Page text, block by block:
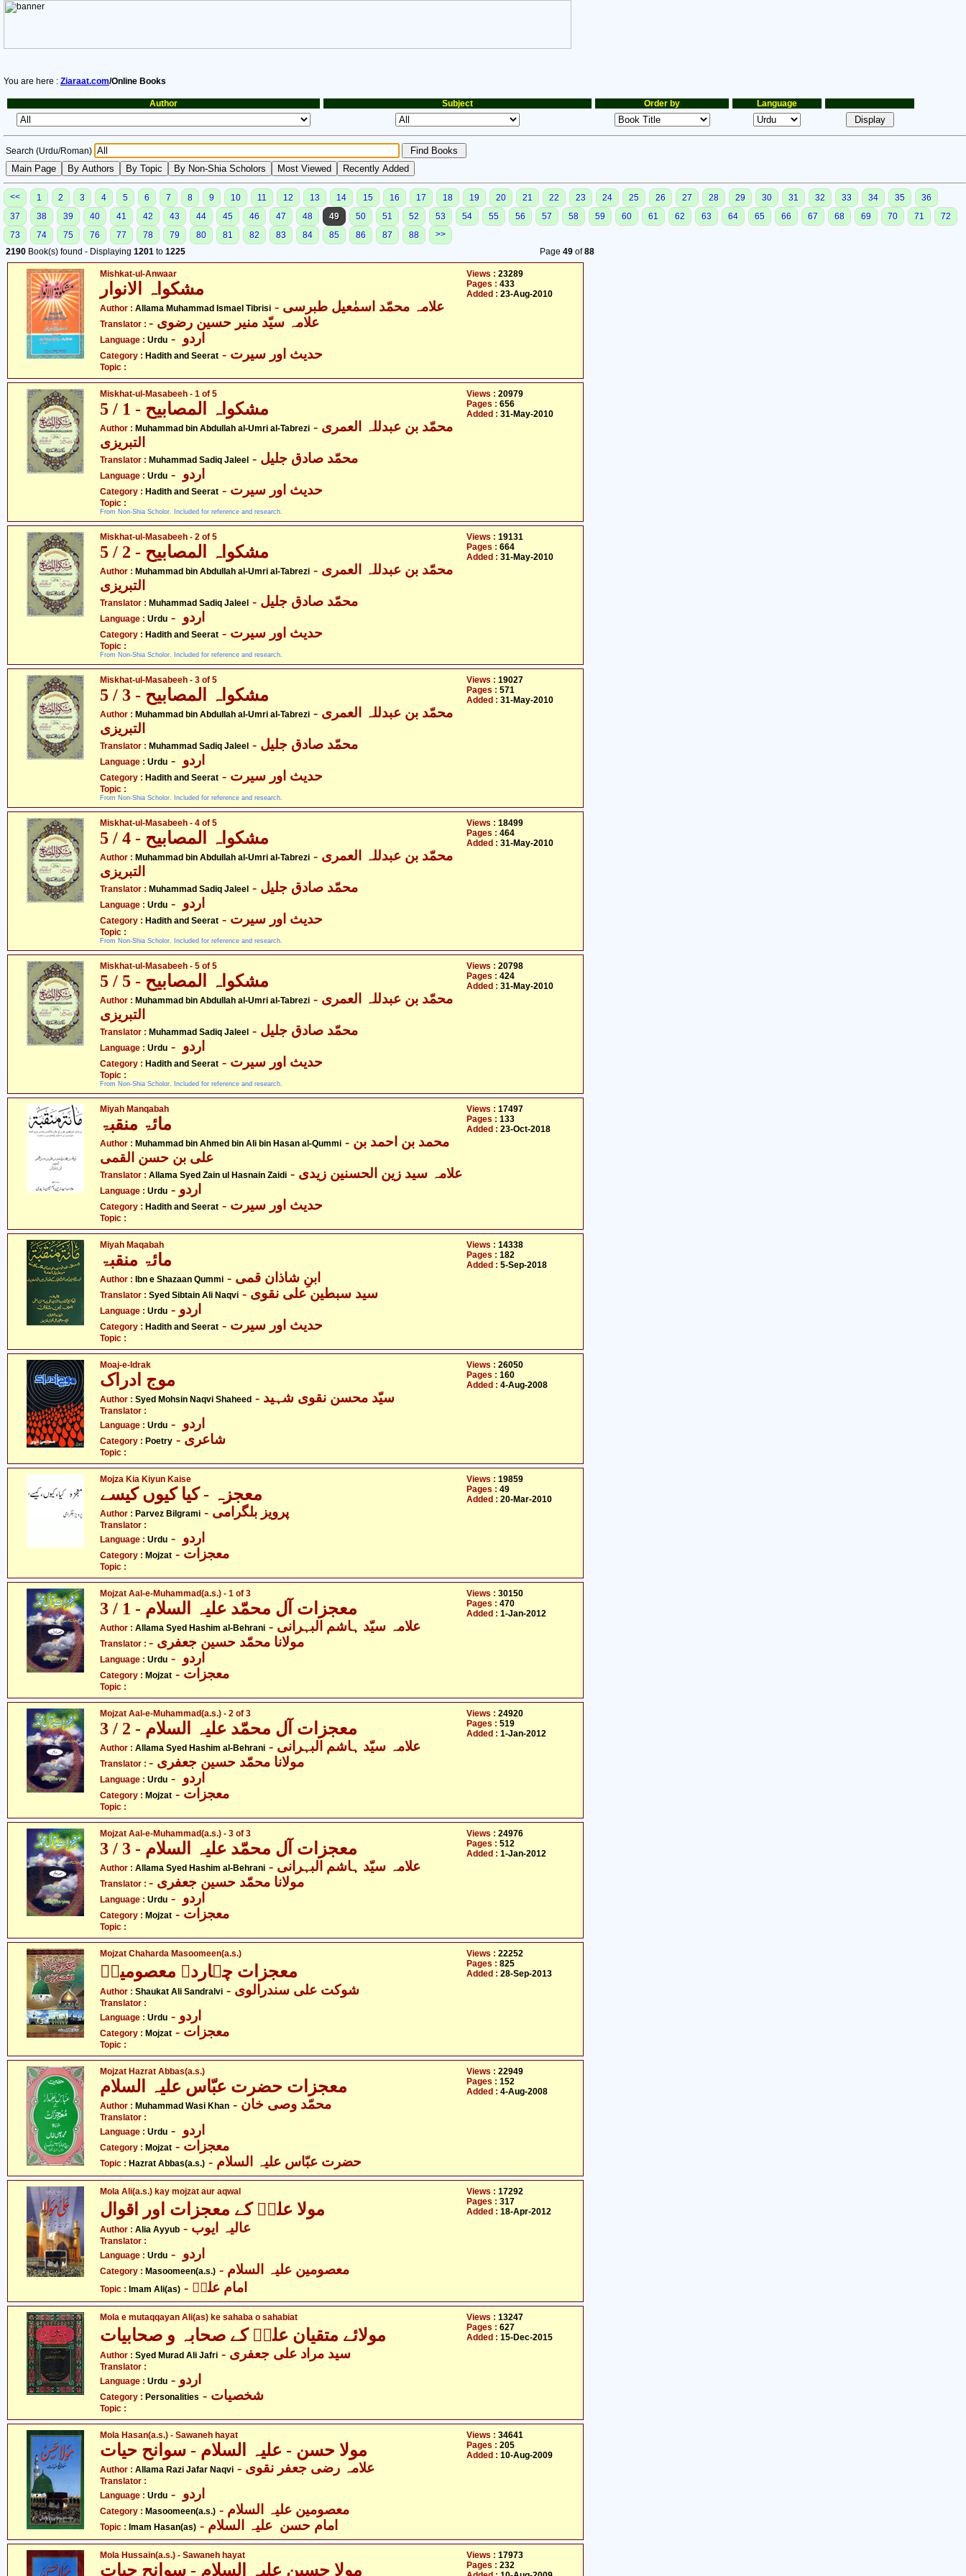
You are here : Ziaraat.com/Online Books
Author Subject Order by Language
Search (Urdu/Roman)
<< 1 2 3 4 5 6 7 8 9 10 11 12 13 14 15 16 17 18 19 20 21 22 23 24 25 26 27 28 29 30 31 32 33 34 35
36
37
38 39 40 41 42 43 44 45 46 47 48 49 50 51 52 53 54 55 56 57 58 59 60 61 62 63 64 65 66 67 68 69 70 71
72
73
74 75 76 77 78 79 80 81 82 83 84 85 86 87 88
>>
2190 Book(s) found - Displaying 1201 to 1225 Page 49of88
Mishkat-ul-Anwaar
Author : Allama Muhammad Ismael Tibrisi - علامہ محمّد اسمٰعیل طبرسی
Translator : - علامہ سیّد منیر حسین رضوی
Language : Urdu
Category : Hadith and Seerat - حدیث اور سیرت
Topic :
Views : 23289
Pages : 433
Added : 23-Aug-2010
Miskhat-ul-Masabeeh - 1 of 5
مشکواہ المصابیح - 1 / 5
Author : Muhammad bin Abdullah al-Umri al-Tabrezi - محمّد بن عبدللہ العمری
التبریزی
Translator : Muhammad Sadiq Jaleel - محمّد صادق جلیل
Language : Urdu
Category : Hadith and Seerat - حدیث اور سیرت
Topic :
From Non-Shia Scholor. Included for reference and research.
Views : 20979
Pages : 656
Added : 31-May-2010
Miskhat-ul-Masabeeh - 2 of 5
مشکواہ المصابیح - 2 / 5
Author : Muhammad bin Abdullah al-Umri al-Tabrezi - محمّد بن عبدللہ العمری
التبریزی
Translator : Muhammad Sadiq Jaleel - محمّد صادق جلیل
Language : Urdu
Category : Hadith and Seerat - حدیث اور سیرت
Topic :
From Non-Shia Scholor. Included for reference and research.
Views : 19131
Pages : 664
Added : 31-May-2010
Miskhat-ul-Masabeeh - 3 of 5
مشکواہ المصابیح - 3 / 5
Author : Muhammad bin Abdullah al-Umri al-Tabrezi - محمّد بن عبدللہ العمری
التبریزی
Translator : Muhammad Sadiq Jaleel - محمّد صادق جلیل
Language : Urdu
Category : Hadith and Seerat - حدیث اور سیرت
Topic :
From Non-Shia Scholor. Included for reference and research.
Views : 19027
Pages : 571
Added : 31-May-2010
Miskhat-ul-Masabeeh - 4 of 5
مشکواہ المصابیح - 4 / 5
Author : Muhammad bin Abdullah al-Umri al-Tabrezi - محمّد بن عبدللہ العمری
التبریزی
Translator : Muhammad Sadiq Jaleel - محمّد صادق جلیل
Language : Urdu
Category : Hadith and Seerat - حدیث اور سیرت
Topic :
From Non-Shia Scholor. Included for reference and research.
Views : 18499
Pages : 464
Added : 31-May-2010
Miskhat-ul-Masabeeh - 5 of 5
مشکواہ المصابیح - 5 / 5
Author : Muhammad bin Abdullah al-Umri al-Tabrezi - محمّد بن عبدللہ العمری
التبریزی
Translator : Muhammad Sadiq Jaleel - محمّد صادق جلیل
Language : Urdu
Category : Hadith and Seerat - حدیث اور سیرت
Topic :
From Non-Shia Scholor. Included for reference and research.
Views : 20798
Pages : 424
Added : 31-May-2010
Miyah Manqabah
مائۃ منقبۃ
Author : Muhammad bin Ahmed bin Ali bin Hasan al-Qummi - محمد بن احمد بن
علی بن حسن القمی
Translator : Allama Syed Zain ul Hasnain Zaidi - علامہ سید زین الحسنین زیدی
Language : Urdu - اردو
Category : Hadith and Seerat - حدیث اور سیرت
Topic :
Views : 17497
Pages : 133
Added : 23-Oct-2018
Miyah Maqabah
مائۃ منقبۃ
Author : Ibn e Shazaan Qummi - ابنِ شاذان قمی
Translator : Syed Sibtain Ali Naqvi - سید سبطین علی نقوی
Language : Urdu - اردو
Category : Hadith and Seerat - حدیث اور سیرت
Topic :
Views : 14338
Pages : 182
Added : 5-Sep-2018
Moaj-e-Idrak
موج ادراک
Author : Syed Mohsin Naqvi Shaheed - سیّد محسن نقوی شہید
Translator :
Language : Urdu
Category : Poetry - شاعری
Topic :
Views : 26050
Pages : 160
Added : 4-Aug-2008
Mojza Kia Kiyun Kaise
Author : Parvez Bilgrami - پرویز بلگرامی
Translator :
Language : Urdu
Category : Mojzat - معجزات
Topic :
Views : 19859
Pages : 49
Added : 20-Mar-2010
Mojzat Aal-e-Muhammad(a.s.) - 1 of 3
معجزات آل محمّد علیہ السلام - 1 / 3
Author : Allama Syed Hashim al-Behrani - علامہ سیّد ہاشم البہرانی
Translator : - مولانا محمّد حسین جعفری
Language : Urdu
Category : Mojzat - معجزات
Topic :
Views : 30150
Pages : 470
Added : 1-Jan-2012
Mojzat Aal-e-Muhammad(a.s.) - 2 of 3
معجزات آل محمّد علیہ السلام - 2 / 3
Author : Allama Syed Hashim al-Behrani - علامہ سیّد ہاشم البہرانی
Translator : - مولانا محمّد حسین جعفری
Language : Urdu
Category : Mojzat - معجزات
Topic :
Views : 24920
Pages : 519
Added : 1-Jan-2012
Mojzat Aal-e-Muhammad(a.s.) - 3 of 3
معجزات آل محمّد علیہ السلام - 3 / 3
Author : Allama Syed Hashim al-Behrani - علامہ سیّد ہاشم البہرانی
Translator : - مولانا محمّد حسین جعفری
Language : Urdu
Category : Mojzat - معجزات
Topic :
Views : 24976
Pages : 512
Added : 1-Jan-2012
Mojzat Chaharda Masoomeen(a.s.)
معجزات چہاردہ معصومینؑ
Author : Shaukat Ali Sandralvi - شوکت علی سندرالوی
Translator :
Language : Urdu - اردو
Category : Mojzat - معجزات
Topic :
Views : 22252
Pages : 825
Added : 28-Sep-2013
Mojzat Hazrat Abbas(a.s.)
معجزات حضرت عبّاس علیہ السلام
Author : Muhammad Wasi Khan - محمّد وصی خان
Translator :
Language : Urdu
Category : Mojzat - معجزات
Topic : Hazrat Abbas(a.s.) - حضرت عبّاس علیہ السلام
Views : 22949
Pages : 152
Added : 4-Aug-2008
Mola Ali(a.s.) kay mojzat aur aqwal
مولا علیؑ کے معجزات اور اقوال
Author : Alia Ayyub - عالیہ ایوب
Translator :
Language : Urdu
Category : Masoomeen(a.s.)
Topic : Imam Ali(as) - امام علیؑ
Views : 17292
Pages : 317
Added : 18-Apr-2012
Mola e mutaqqayan Ali(as) ke sahaba o sahabiat
مولائے متقیان علیؑ کے صحابہ و صحابیات
Author : Syed Murad Ali Jafri - سید مراد علی جعفری
Translator :
Language : Urdu - اردو
Category : Personalities - شخصیات
Topic :
Views : 13247
Pages : 627
Added : 15-Dec-2015
Mola Hasan(a.s.) - Sawaneh hayat
مولا حسن - علیہ السلام - سوانح حیات
Author : Allama Razi Jafar Naqvi - علامہ رضی جعفر نقوی
Translator :
Language : Urdu
Category : Masoomeen(a.s.)
Topic : Imam Hasan(as) - امام حسن علیہ السلام
Views : 34641
Pages : 205
Added : 10-Aug-2009
Mola Hussain(a.s.) - Sawaneh hayat Views : 17973
Pages : 232